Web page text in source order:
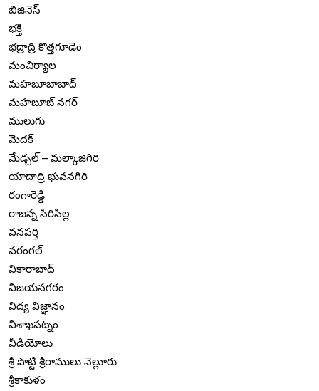
బిజినెస్
భక్తి
భద్రాద్రి కొత్తగూడెం
మంచిర్యాల
మహబూబాబాద్
మహబూబ్ నగర్
ములుగు
మెదక్
మేడ్చల్ – మల్కాజిగిరి
యాదాద్రి భువనగిరి
రంగారెడ్డి
రాజన్న సిరిసిల్ల
వనపర్తి
వరంగల్
వికారాబాద్
విజయనగరం
విద్య విజ్ఞానం
విశాఖపట్నం
వీడియోలు
శ్రీ పొట్టి శ్రీరాములు నెల్లూరు
శ్రీకాకుళం